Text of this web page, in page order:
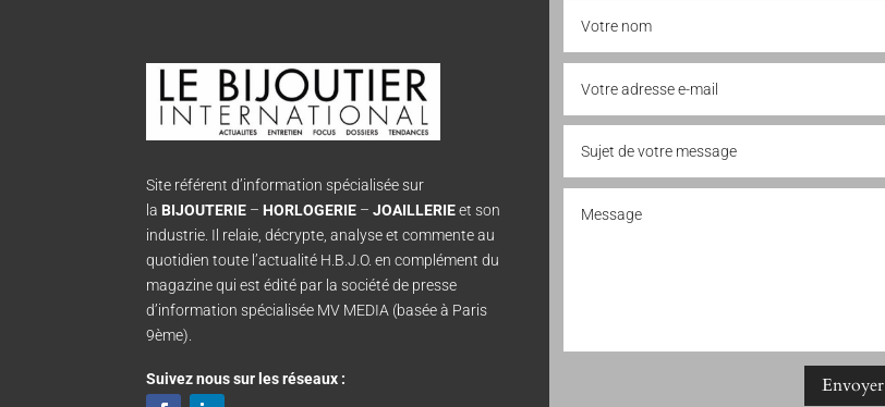
Site référent d’information spécialisée sur
la BIJOUTERIE – HORLOGERIE –JOAILLERIEet son
industrie. Il relaie, décrypte, analyse et commente au
quotidien toute l’actualité H.B.J.O. en complément du
magazine qui est édité par la société de presse
d’information spécialisée MV MEDIA (basée à Paris
9ème).
Suivez nous sur les réseaux : Envoyer